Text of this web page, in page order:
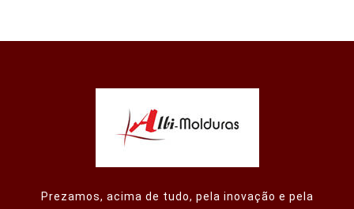
Prezamos, acima de tudo, pela inovação e pela